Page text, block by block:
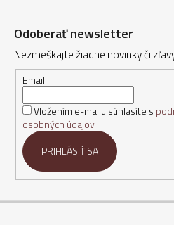
i
e
v
ý
p
i
e
Z
Odoberať newsletter
Nezmeškajte žiadne novinky či
Email
Vložením e-mailu súhlasíte s
osobných údajov
PRIHLÁSIŤ SA